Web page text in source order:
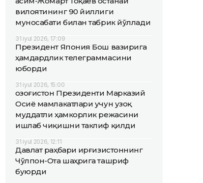
вилоятининг 90 йиллиги
муносабати билан табрик йўллади
31 iyul 2026, 17:09
Президент Япония Бош вазирига
ҳамдардлик телеграммасини
юборди
31 iyul 2026, 15:00
Қозоғистон Президенти Марказий
Осиё мамлакатлари учун узоқ
муддатли ҳамкорлик режасини
ишлаб чиқишни таклиф қилди
31 iyul 2026, 12:11
Давлат раҳбари Қирғизистоннинг
Чўлпон-Ота шаҳрига ташриф
буюрди